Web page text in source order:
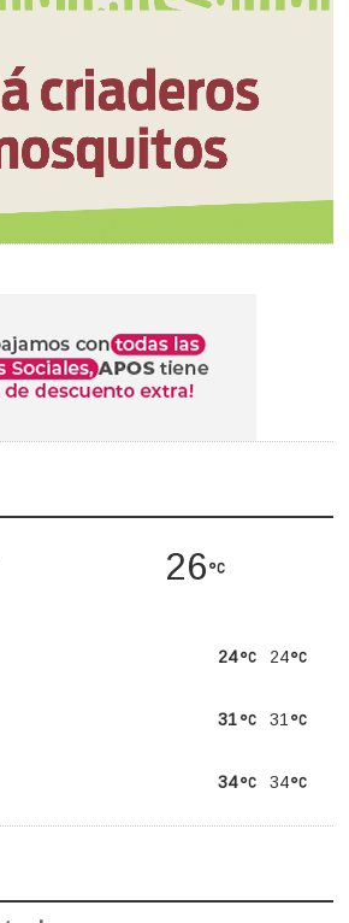
26
24
24
31
31
34
34